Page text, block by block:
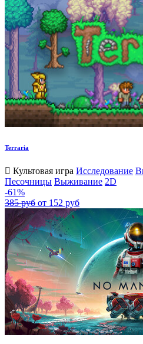
Terraria
Культовая игра Исследование
Песочницы Выживание 2D
-61%
385 руб от 152 руб